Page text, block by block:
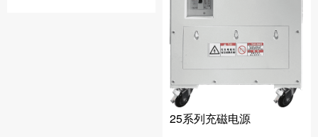
25系列充磁电源